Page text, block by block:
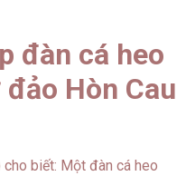
đàn cá heo
Hòn Cau
biết: Một đàn cá heo